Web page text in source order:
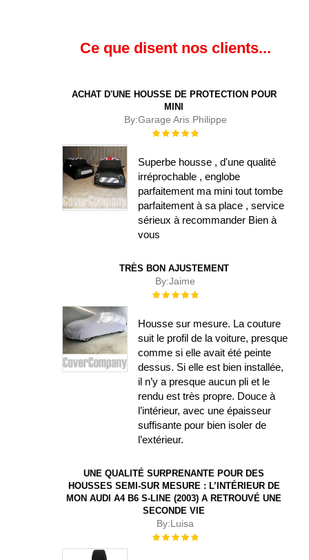
Ce que disent nos clients...
ACHAT D'UNE HOUSSE DE PROTECTION POUR
MINI
By:Garage Aris Philippe
Évaluation :
Superbe housse , d'une qualité
irréprochable , englobe
parfaitement ma mini tout tombe
parfaitement à sa place , service
sérieux à recommander Bien à
vous
TRÈS BON AJUSTEMENT
By:Jaime
Évaluation :
Housse sur mesure. La couture
suit le profil de la voiture, presque
comme si elle avait été peinte
dessus. Si elle est bien installée,
il n’y a presque aucun pli et le
rendu est très propre. Douce à
l’intérieur, avec une épaisseur
suffisante pour bien isoler de
l’extérieur.
UNE QUALITÉ SURPRENANTE POUR DES
HOUSSES SEMI-SUR MESURE : L’INTÉRIEUR DE
MON AUDI A4 B6 S-LINE (2003) A RETROUVÉ UNE
SECONDE VIE
By:Luisa
Évaluation :